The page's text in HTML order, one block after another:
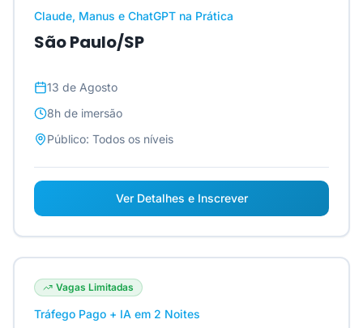
Claude, Manus e ChatGPT na Prática
São Paulo/SP
13 de Agosto
8h de imersão
Público: Todos os níveis
Ver Detalhes e Inscrever
Vagas Limitadas
Tráfego Pago + IA em 2 Noites